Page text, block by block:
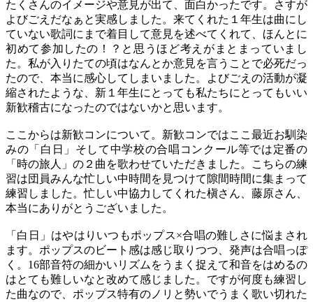
たくさんのイメージや意見が出て、面白かったです。さすが
よびごえだなぁと実感しました。来てくれた１年生は曲にし
ていない歌詞にまで着目して意見を述べてくれて、ほんとに
初めて参加したの！？と思うほど考えがまとまっていまし
た。私が入りたての頃はなんとか意見を言うことで必死だっ
たので、本当に感心してしまいました。よびごえの活動が凝
縮されたような、新１年生にとっても私たちにとってもいい
新歓稽古になったのではないかと思います。
ここからは新歓コンについて。新歓コンではここ最近お馴染
みの「白日」そして中学校の合唱コンクール等では定番の
「時の旅人」の２曲を歌わせていただきました。こちらの練
習は団員みんな忙しい中時間を見つけて隙間時間に集まって
練習しました。忙しい中協力してくれた槇さん、藤原さん、
本当にありがとうございました。
「白日」はやはりいつもポップス×合唱の難しさに悩まされ
ます。ポップスのビート感は感じ取りつつ、発声は合唱っぽ
く。16部音符の細かいリズムをうまく捉えて和音をはめるの
はとても難しいなと改めて感じました。ですが何度も練習し
た曲なので、ポップス特有のノリと勢いでうまく歌い切れた